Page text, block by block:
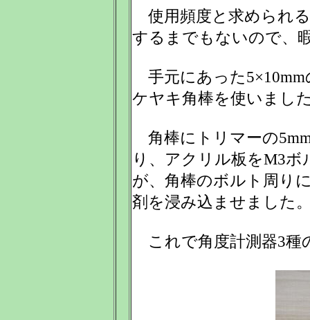
使用頻度と求められ
するまでもないので、
手元にあった5×10mm
ケヤキ角棒を使いまし
角棒にトリマーの
り、アクリル板をM3
が、角棒のボルト周り
剤を浸み込ませました
これで角度計測器3種